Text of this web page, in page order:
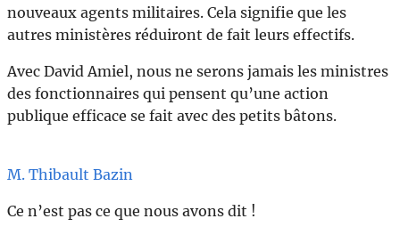
nouveaux agents militaires. Cela signifie que les
autres ministères réduiront de fait leurs effectifs.
Avec David Amiel, nous ne serons jamais les ministres
des fonctionnaires qui pensent qu’une action
publique efficace se fait avec des petits bâtons.
M. Thibault Bazin
Ce n’est pas ce que nous avons dit !